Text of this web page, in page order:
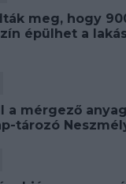
meg, hogy
épülhet a
a mérgező
tározó